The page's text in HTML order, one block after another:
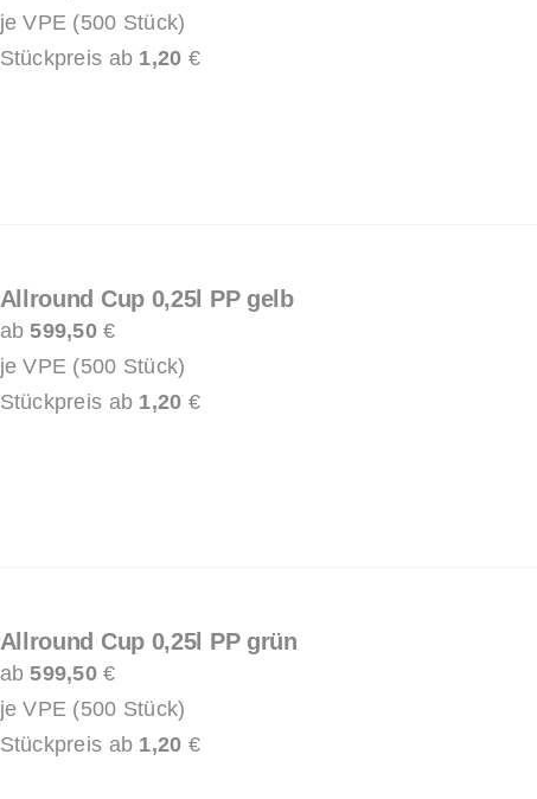
je VPE (500 Stück)
Stückpreis ab 1,20 €
Allround Cup 0,25l PP gelb
ab599,50€
je VPE (500 Stück)
Stückpreis ab 1,20 €
Allround Cup 0,25l PP grün
ab599,50€
je VPE (500 Stück)
Stückpreis ab 1,20 €